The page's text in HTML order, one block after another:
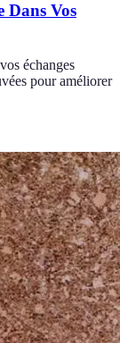
Dans Vos
échanges
pour améliorer